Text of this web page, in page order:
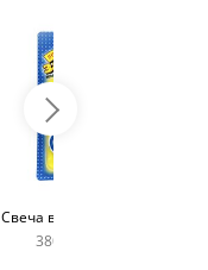
Свеча в виде цифры
380 руб шт